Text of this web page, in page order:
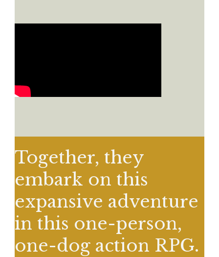
Together, they
embark on this
expansive adventure
in this one-person,
one-dog action RPG.